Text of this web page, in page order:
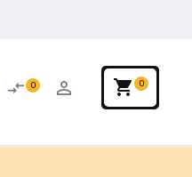
shopping_cart 0
person_outline
compare_arrows 0